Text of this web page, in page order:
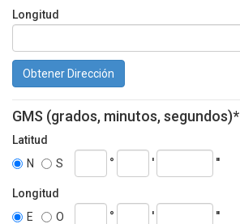
Longitud
Obtener Dirección
GMS (grados, minutos, segundos)*
Latitud
N
S ° ' ''
Longitud
E
O ° ' ''